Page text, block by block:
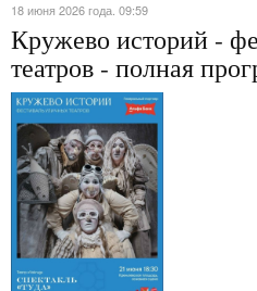
18 июня 2026 года. 09:59
Кружево историй -
театров - полная